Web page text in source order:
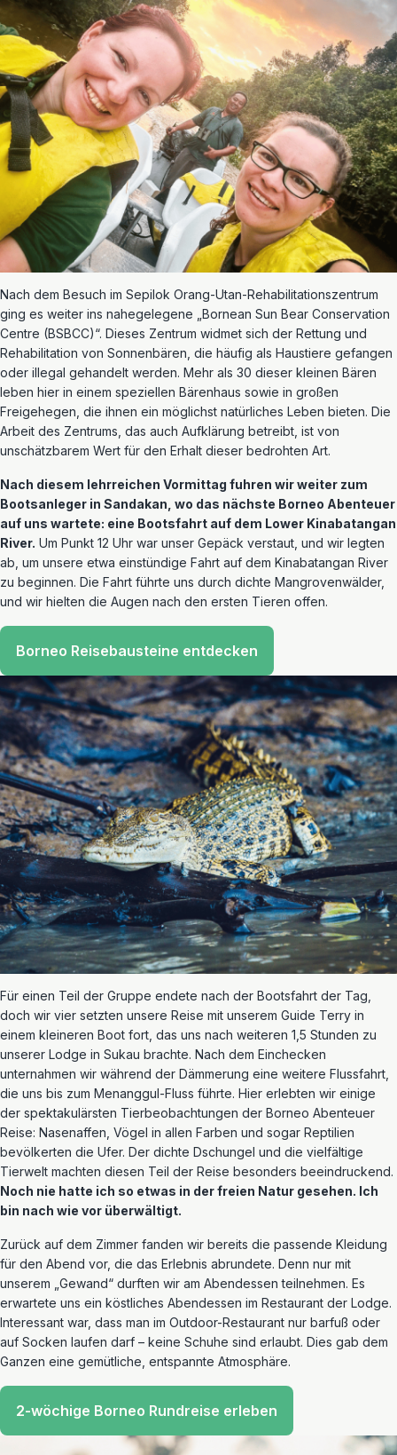
Nach dem Besuch im Sepilok Orang-Utan-Rehabilitationszentrum
ging es weiter ins nahegelegene „Bornean Sun Bear Conservation
Centre (BSBCC)“. Dieses Zentrum widmet sich der Rettung und
Rehabilitation von Sonnenbären, die häufig als Haustiere gefangen
oder illegal gehandelt werden. Mehr als 30 dieser kleinen Bären
leben hier in einem speziellen Bärenhaus sowie in großen
Freigehegen, die ihnen ein möglichst natürliches Leben bieten. Die
Arbeit des Zentrums, das auch Aufklärung betreibt, ist von
unschätzbarem Wert für den Erhalt dieser bedrohten Art.
Nach diesem lehrreichen Vormittag fuhren wir weiter zum
Bootsanleger in Sandakan, wo das nächste Borneo Abenteuer
auf uns wartete: eine Bootsfahrt auf dem Lower Kinabatangan
River. Um Punkt 12 Uhr war unser Gepäck verstaut, und wir legten
ab, um unsere etwa einstündige Fahrt auf dem Kinabatangan River
zu beginnen. Die Fahrt führte uns durch dichte Mangrovenwälder,
und wir hielten die Augen nach den ersten Tieren offen.
Borneo Reisebausteine entdecken
Für einen Teil der Gruppe endete nach der Bootsfahrt der Tag,
doch wir vier setzten unsere Reise mit unserem Guide Terry in
einem kleineren Boot fort, das uns nach weiteren 1,5 Stunden zu
unserer Lodge in Sukau brachte. Nach dem Einchecken
unternahmen wir während der Dämmerung eine weitere Flussfahrt,
die uns bis zum Menanggul-Fluss führte. Hier erlebten wir einige
der spektakulärsten Tierbeobachtungen der Borneo Abenteuer
Reise: Nasenaffen, Vögel in allen Farben und sogar Reptilien
bevölkerten die Ufer. Der dichte Dschungel und die vielfältige
Tierwelt machten diesen Teil der Reise besonders beeindruckend.
Noch nie hatte ich so etwas in der freien Natur gesehen. Ich
bin nach wie vor überwältigt.
Zurück auf dem Zimmer fanden wir bereits die passende Kleidung
für den Abend vor, die das Erlebnis abrundete. Denn nur mit
unserem „Gewand“ durften wir am Abendessen teilnehmen. Es
erwartete uns ein köstliches Abendessen im Restaurant der Lodge.
Interessant war, dass man im Outdoor-Restaurant nur barfuß oder
auf Socken laufen darf – keine Schuhe sind erlaubt. Dies gab dem
Ganzen eine gemütliche, entspannte Atmosphäre.
2-wöchige Borneo Rundreise erleben